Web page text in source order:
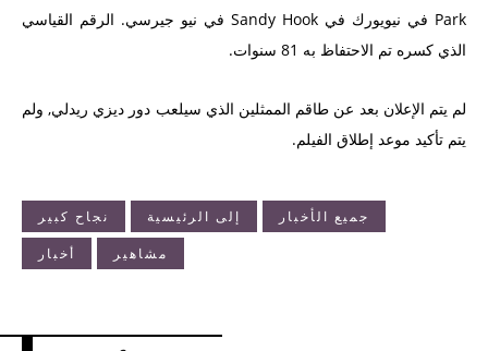
Park في نيويورك في Sandy Hook في نيو جيرسي. الرقم القياسي
الذي كسره تم الاحتفاظ به 81 سنوات.
لم يتم الإعلان بعد عن طاقم الممثلين الذي سيلعب دور ديزي ريدلي, ولم
يتم تأكيد موعد إطلاق الفيلم.
جميع الأخبار إلى الرئيسية
نجاح كبير
مشاهير
أخبار